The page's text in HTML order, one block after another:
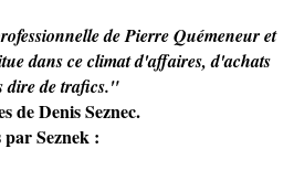
de Pierre Quémeneur et
dans ce climat d'affaires, d'achats
dire de trafics."
de Denis Seznec.
Seznek :